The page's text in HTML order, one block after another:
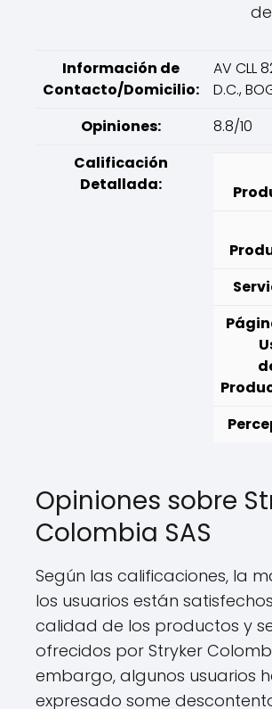
Información de
Contacto/Domicilio:
AV CLL
D.C.,
Opiniones:
8.8/10
Calificación
Detallada:
Opiniones sobre
Colombia SAS
Según las calificaciones, la
los usuarios están
calidad de los productos y
ofrecidos por Stryker
embargo, algunos usuarios
expresado some